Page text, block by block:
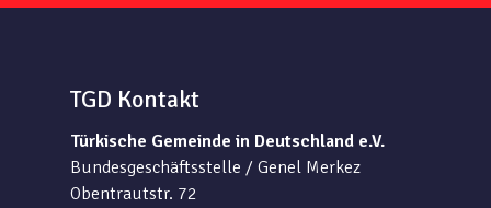
TGD Kontakt
Türkische Gemeinde in Deutschland e.V.
Bundesgeschäftsstelle / Genel Merkez
Obentrautstr. 72